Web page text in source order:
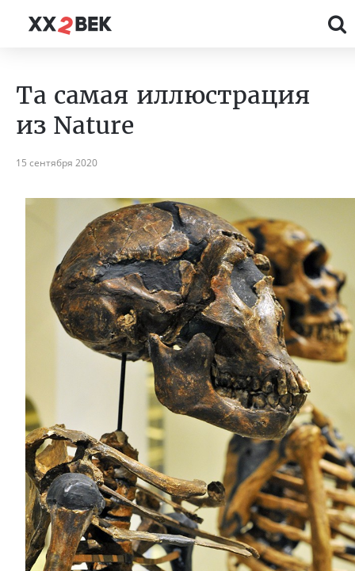
Та самая иллюстрация
из Nature
15 сентября 2020